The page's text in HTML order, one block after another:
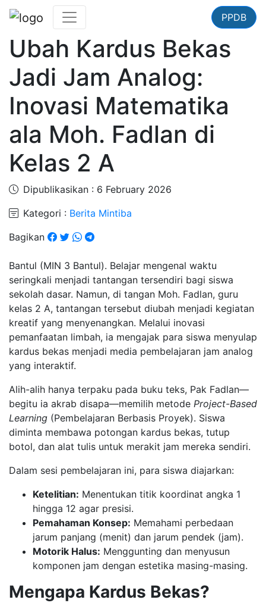
PPDB
Ubah Kardus Bekas
Jadi Jam Analog:
Inovasi Matematika
ala Moh. Fadlan di
Kelas 2 A
Dipublikasikan : 6 February 2026
Kategori : Berita Mintiba
Bagikan
Bantul (MIN 3 Bantul). Belajar mengenal waktu
seringkali menjadi tantangan tersendiri bagi siswa
sekolah dasar. Namun, di tangan Moh. Fadlan, guru
kelas 2 A, tantangan tersebut diubah menjadi kegiatan
kreatif yang menyenangkan. Melalui inovasi
pemanfaatan limbah, ia mengajak para siswa menyulap
kardus bekas menjadi media pembelajaran jam analog
yang interaktif.
Alih-alih hanya terpaku pada buku teks, Pak Fadlan—
begitu ia akrab disapa—memilih metode Project-Based
Learning (Pembelajaran Berbasis Proyek). Siswa
diminta membawa potongan kardus bekas, tutup
botol, dan alat tulis untuk merakit jam mereka sendiri.
​Dalam sesi pembelajaran ini, para siswa diajarkan:
Ketelitian: Menentukan titik koordinat angka 1
hingga 12 agar presisi.
Pemahaman Konsep: Memahami perbedaan
jarum panjang (menit) dan jarum pendek (jam).
Motorik Halus: Menggunting dan menyusun
komponen jam dengan estetika masing-masing.
Mengapa Kardus Bekas?